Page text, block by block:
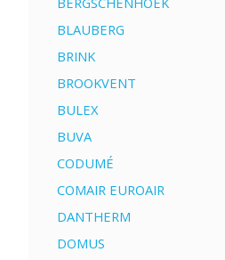
BLAUBERG
BRINK
BROOKVENT
BULEX
BUVA
CODUMÉ
COMAIR EUROAIR
DANTHERM
DOMUS